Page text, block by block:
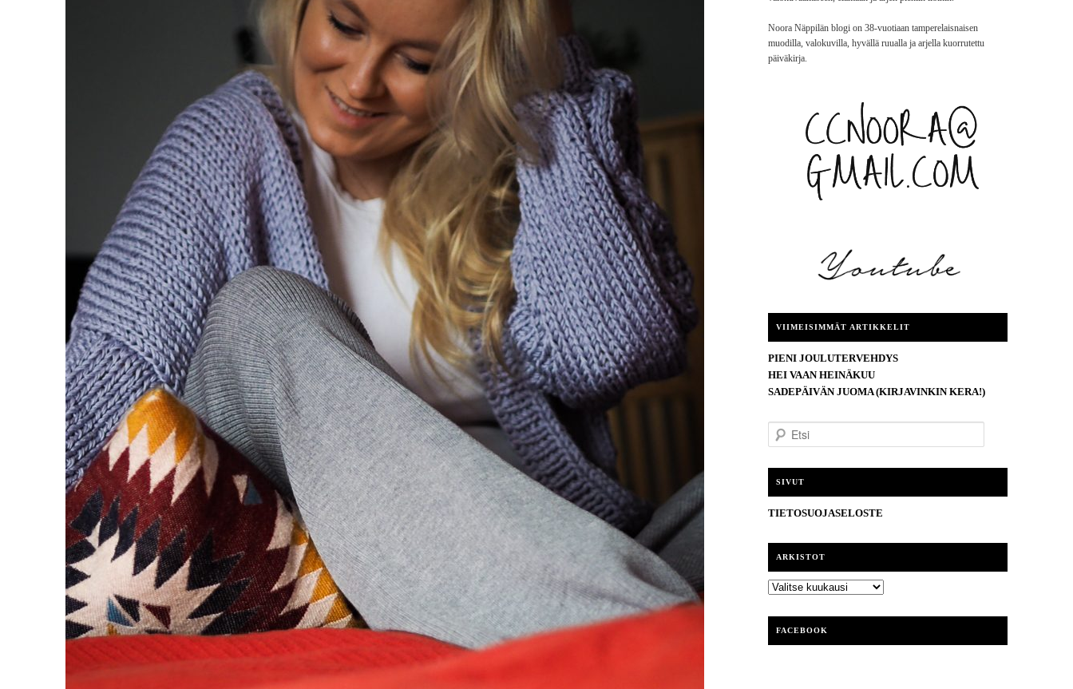
Noora Näppilän blogi on 38-vuotiaan tamperelaisnaisen
muodilla, valokuvilla, hyvällä ruualla ja arjella kuorrutettu
päiväkirja.
VIIMEISIMMÄT ARTIKKELIT
PIENI JOULUTERVEHDYS
HEI VAAN HEINÄKUU
SADEPÄIVÄN JUOMA (KIRJAVINKIN KERA!)
t
SIVUT
TIETOSUOJASELOSTE
ARKISTOT
ARKISTOT
FACEBOOK